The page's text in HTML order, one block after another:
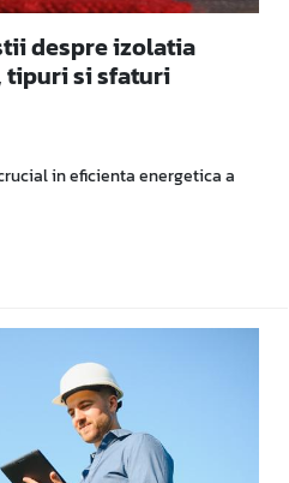
despre izolatia
tipuri si sfaturi
in eficienta energetica a